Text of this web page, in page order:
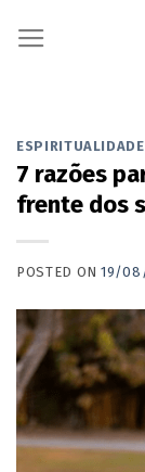
ESPIRITUALIDADE
7 razões
frente dos
POSTED ON19/